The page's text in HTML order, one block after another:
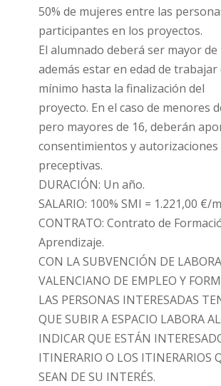
50% de mujeres entre las
participantes en los proyectos.
El alumnado deberá ser mayor de
además estar en edad de trabajar
mínimo hasta la finalización del
proyecto. En el caso de menores
pero mayores de 16, deberán
consentimientos y autorizaciones
preceptivas.
DURACIÓN: Un año.
SALARIO: 100% SMI = 1.221,00 €/
CONTRATO: Contrato de
Aprendizaje.
CON LA SUBVENCIÓN DE
VALENCIANO DE EMPLEO Y
LAS PERSONAS INTERESADAS
QUE SUBIR A ESPACIO LABORA
INDICAR QUE ESTÁN
ITINERARIO O LOS ITINERARIOS
SEAN DE SU INTERÉS.